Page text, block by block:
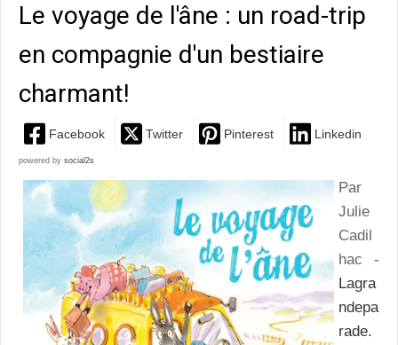
Le voyage de l'âne : un road-trip
en compagnie d'un bestiaire
charmant!
Facebook Twitter Pinterest Linkedin
powered by social2s
Par
Julie
Cadil
hac -
Lagra
ndepa
rade.